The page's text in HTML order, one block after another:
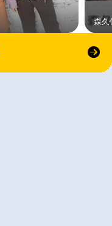
森久